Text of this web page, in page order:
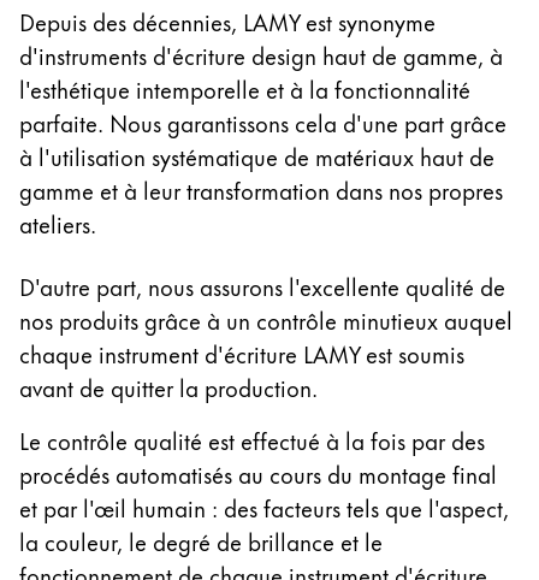
Global
La région « Global » couvre les pays où Lamy
Europe
Cette région répertorie les pays et les langues
Greece
Ελληνικά
Poland
polski
Romania
română
Sweden
svenska
Türkiye
Türkçe
Créer un compte
Créer un compte
Depuis des décennies, LAMY est synonyme
d'instruments d'écriture design haut de gamme, à
l'esthétique intemporelle et à la fonctionnalité
parfaite. Nous garantissons cela d'une part grâce
à l'utilisation systématique de matériaux haut de
gamme et à leur transformation dans nos propres
ateliers.
D'autre part, nous assurons l'excellente qualité de
nos produits grâce à un contrôle minutieux auquel
chaque instrument d'écriture LAMY est soumis
avant de quitter la production.
Le contrôle qualité est effectué à la fois par des
procédés automatisés au cours du montage final
et par l'œil humain : des facteurs tels que l'aspect,
la couleur, le degré de brillance et le